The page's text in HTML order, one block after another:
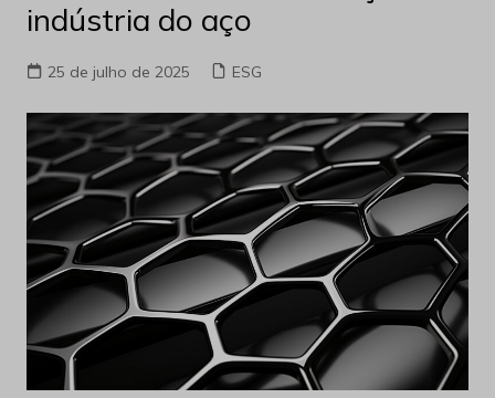
indústria do aço
25 de julho de 2025 ESG